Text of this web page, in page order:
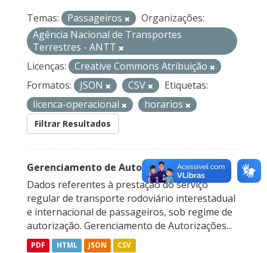
Temas: Passageiros
Organizações:
Agência Nacional de Transportes
Terrestres - ANTT
Licenças:
Creative Commons Atribuição
Formatos:
JSON CSV
Etiquetas:
licenca-operacional
horarios
Filtrar Resultados
Gerenciamento de Autorizações
Dados referentes à prestação do serviço
regular de transporte rodoviário interestadual
e internacional de passageiros, sob regime de
autorização. Gerenciamento de Autorizações...
PDF HTML JSON CSV